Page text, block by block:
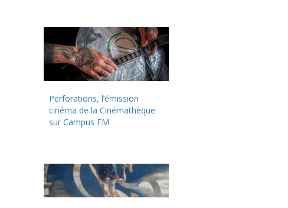
Perforations, l’émission
cinéma de la Cinémathèque
sur Campus FM